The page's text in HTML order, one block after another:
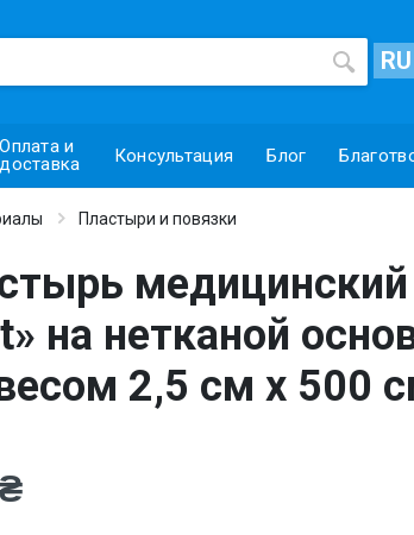
RU
Оплата и
доставка
Консультация Блог
Пластыри и повязки
медицинский
на нетканой
2,5 см х 500